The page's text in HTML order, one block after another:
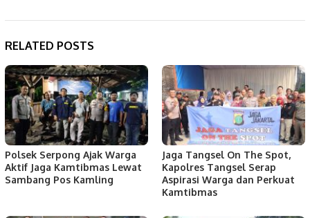
RELATED POSTS
Polsek Serpong Ajak Warga
Aktif Jaga Kamtibmas Lewat
Sambang Pos Kamling
Jaga Tangsel On The Spot,
Kapolres Tangsel Serap
Aspirasi Warga dan Perkuat
Kamtibmas